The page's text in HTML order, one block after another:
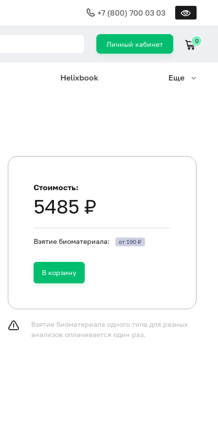
+7 (800) 700 03 03
Личный кабинет 0
Helixbook Еще
Ангиотензиноген (AGT). Выявление мутации C521T (Thr174Met)
Альдостерон синтаза (CYP11B2). Выявление мутации C(-344)T
Рецептор ангиотензина II второго типа (AGTR2). Выявление
Стоимость:
5485 ₽
Взятие биоматериала: от 190 ₽
В корзину
Взятие биоматериала одного типа для разных
анализов оплачивается один раз.